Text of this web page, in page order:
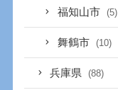
福知山市 (5)
舞鶴市 (10)
兵庫県 (88)